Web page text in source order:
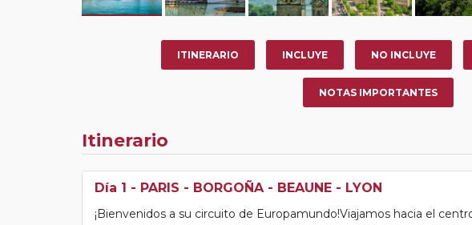
ITINERARIO INCLUYE NO INCLUYE
NOTAS IMPORTANTES
Itinerario
Día 1 - PARIS - BORGOÑA - BEAUNE - LYON
¡Bienvenidos a su circuito de Europamundo!Viajamos hacia el